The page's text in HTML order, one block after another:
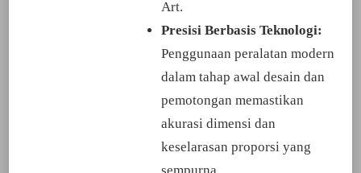
Art.
Presisi Berbasis Teknologi:
Penggunaan peralatan modern
dalam tahap awal desain dan
pemotongan memastikan
akurasi dimensi dan
keselarasan proporsi yang